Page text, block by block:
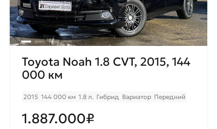
Toyota Noah 1.8 CVT, 2015, 144
000 км
2015 144 000 км 1.8 л. Гибрид Вариатор Передний
1.887.000₽